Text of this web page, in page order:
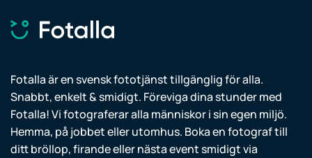
Fotalla är en svensk fototjänst tillgänglig för alla.
Snabbt, enkelt & smidigt. Föreviga dina stunder med
Fotalla! Vi fotograferar alla människor i sin egen miljö.
Hemma, på jobbet eller utomhus. Boka en fotograf till
ditt bröllop, firande eller nästa event smidigt via